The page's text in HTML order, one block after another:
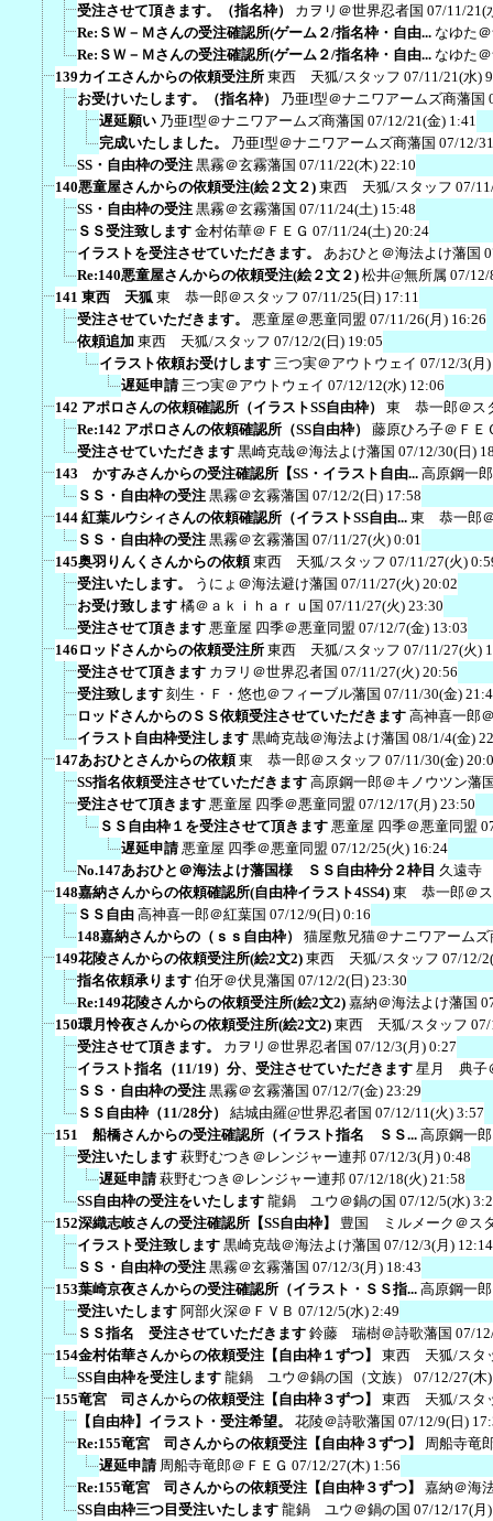
受注させて頂きます。（指名枠）
カヲリ＠世界忍者国 07/11/21(
Re:ＳＷ－Ｍさんの受注確認所(ゲーム２/指名枠・自由... なゆた
Re:ＳＷ－Ｍさんの受注確認所(ゲーム２/指名枠・自由... なゆた
139カイエさんからの依頼受注所 東西 天狐/スタッフ 07/11/21(水)
お受けいたします。（指名枠）
乃亜I型＠ナニワアームズ商藩国
遅延願い 乃亜I型＠ナニワアームズ商藩国 07/12/21(金) 1:41
完成いたしました。
乃亜I型＠ナニワアームズ商藩国 07/12/
SS・自由枠の受注 黒霧＠玄霧藩国 07/11/22(木) 22:10
140悪童屋さんからの依頼受注(絵２文２) 東西 天狐/スタッフ 07/
SS・自由枠の受注 黒霧＠玄霧藩国 07/11/24(土) 15:48
ＳＳ受注致します 金村佑華＠ＦＥＧ 07/11/24(土) 20:24
イラストを受注させていただきます。
あおひと＠海法よけ藩国
Re:140悪童屋さんからの依頼受注(絵２文２) 松井@無所属 07/12/
141 東西 天狐 東 恭一郎＠スタッフ 07/11/25(日) 17:11
受注させていただきます。
悪童屋＠悪童同盟 07/11/26(月) 16:26
依頼追加 東西 天狐/スタッフ 07/12/2(日) 19:05
イラスト依頼お受けします 三つ実＠アウトウェイ 07/12/3(月
遅延申請 三つ実＠アウトウェイ 07/12/12(水) 12:06
142 アポロさんの依頼確認所（イラストSS自由枠）
東 恭一郎＠ス
Re:142 アポロさんの依頼確認所（SS自由枠）
藤原ひろ子＠ＦＥ
受注させていただきます 黒崎克哉＠海法よけ藩国 07/12/30(日)
143 かすみさんからの受注確認所【SS・イラスト自由... 高原鋼一
ＳＳ・自由枠の受注 黒霧＠玄霧藩国 07/12/2(日) 17:58
144 紅葉ルウシィさんの依頼確認所（イラストSS自由... 東 恭一郎
ＳＳ・自由枠の受注 黒霧＠玄霧藩国 07/11/27(火) 0:01
145奥羽りんくさんからの依頼 東西 天狐/スタッフ 07/11/27(火)
受注いたします。
うにょ＠海法避け藩国 07/11/27(火) 20:02
お受け致します 橘＠ａｋｉｈａｒｕ国 07/11/27(火) 23:30
受注させて頂きます 悪童屋 四季＠悪童同盟 07/12/7(金) 13:03
146ロッドさんからの依頼受注所 東西 天狐/スタッフ 07/11/27(火)
受注させて頂きます カヲリ＠世界忍者国 07/11/27(火) 20:56
受注致します 刻生・Ｆ・悠也＠フィーブル藩国 07/11/30(金)
ロッドさんからのＳＳ依頼受注させていただきます 高神喜一郎
イラスト自由枠受注します 黒崎克哉＠海法よけ藩国 08/1/4(金)
147あおひとさんからの依頼 東 恭一郎＠スタッフ 07/11/30(金)
SS指名依頼受注させていただきます 高原鋼一郎＠キノウツン藩
受注させて頂きます 悪童屋 四季＠悪童同盟 07/12/17(月) 23:50
ＳＳ自由枠１を受注させて頂きます 悪童屋 四季＠悪童同盟
遅延申請 悪童屋 四季＠悪童同盟 07/12/25(火) 16:24
No.147あおひと＠海法よけ藩国様 ＳＳ自由枠分２枠目 久遠寺
148嘉納さんからの依頼確認所(自由枠イラスト4SS4) 東 恭一郎＠
ＳＳ自由 高神喜一郎＠紅葉国 07/12/9(日) 0:16
148嘉納さんからの（ｓｓ自由枠）
猫屋敷兄猫＠ナニワアームズ
149花陵さんからの依頼受注所(絵2文2) 東西 天狐/スタッフ 07/12/
指名依頼承ります 伯牙＠伏見藩国 07/12/2(日) 23:30
Re:149花陵さんからの依頼受注所(絵2文2) 嘉納＠海法よけ藩国
150環月怜夜さんからの依頼受注所(絵2文2) 東西 天狐/スタッフ
受注させて頂きます。
カヲリ＠世界忍者国 07/12/3(月) 0:27
イラスト指名（11/19）分、受注させていただきます 星月 典子
ＳＳ・自由枠の受注 黒霧＠玄霧藩国 07/12/7(金) 23:29
ＳＳ自由枠（11/28分）
結城由羅@世界忍者国 07/12/11(火) 3:57
151 船橋さんからの受注確認所（イラスト指名 ＳＳ... 高原鋼一
受注いたします 萩野むつき＠レンジャー連邦 07/12/3(月) 0:48
遅延申請 萩野むつき＠レンジャー連邦 07/12/18(火) 21:58
SS自由枠の受注をいたします 龍鍋 ユウ＠鍋の国 07/12/5(水)
152深織志岐さんの受注確認所【SS自由枠】
豊国 ミルメーク＠ス
イラスト受注致します 黒崎克哉＠海法よけ藩国 07/12/3(月) 12:14
ＳＳ・自由枠の受注 黒霧＠玄霧藩国 07/12/3(月) 18:43
153葉崎京夜さんからの受注確認所（イラスト・ＳＳ指... 高原鋼一
受注いたします 阿部火深＠ＦＶＢ 07/12/5(水) 2:49
ＳＳ指名 受注させていただきます 鈴藤 瑞樹＠詩歌藩国 07/
154金村佑華さんからの依頼受注【自由枠１ずつ】
東西 天狐/スタ
SS自由枠を受注します 龍鍋 ユウ＠鍋の国（文族）
07/12/27(木
155竜宮 司さんからの依頼受注【自由枠３ずつ】
東西 天狐/スタ
【自由枠】イラスト・受注希望。
花陵＠詩歌藩国 07/12/9(日)
Re:155竜宮 司さんからの依頼受注【自由枠３ずつ】
周船寺竜
遅延申請 周船寺竜郎＠ＦＥＧ 07/12/27(木) 1:56
Re:155竜宮 司さんからの依頼受注【自由枠３ずつ】
嘉納＠海
SS自由枠三つ目受注いたします 龍鍋 ユウ＠鍋の国 07/12/17(月